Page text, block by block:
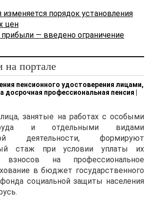
юридическими лицами
предпринимателями,
· контрактной цены;
(таможенных сборов и
кредитам (займам,
гарантиям), исчисленных до
момента оплаты
покупателем за
поставляемые товары
согласно договору, иных
расходов, связанных с
выполнением
изменяется порядок установления
цен
прибыли — введено ограничение
на портале
пенсионного удостоверения лицами,
досрочная профессиональная пенсия |
занятые на работах с особыми
и отдельными видами
деятельности, формируют
стаж при условии уплаты их
взносов на профессиональное
в бюджет государственного
социальной защиты населения